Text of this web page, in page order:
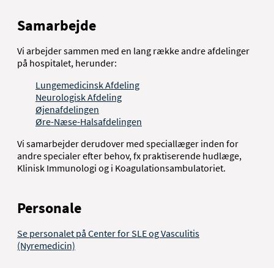
Samarbejde
Vi arbejder sammen med en lang række andre afdelinger
på hospitalet, herunder:
Lungemedicinsk Afdeling
Neurologisk Afdeling
Øjenafdelingen
Øre-Næse-Halsafdelingen
Vi samarbejder derudover med speciallæger inden for
andre specialer efter behov, fx praktiserende hudlæge,
Klinisk Immunologi og i Koagulationsambulatoriet.
Personale
Se personalet på Center for SLE og Vasculitis
(Nyremedicin)